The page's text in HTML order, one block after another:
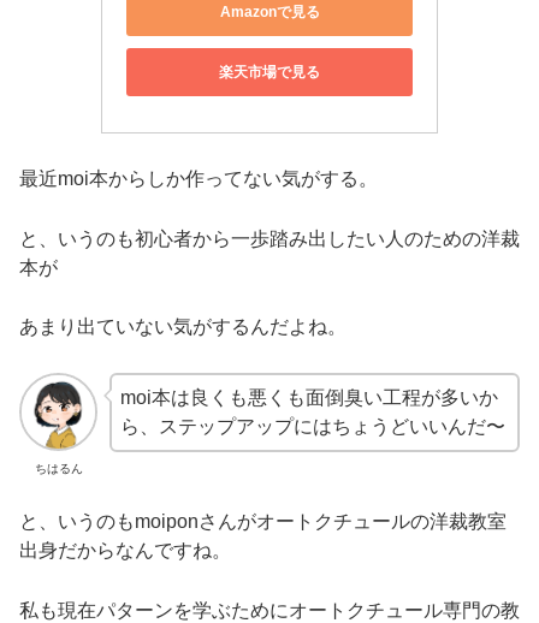
Amazonで見る
楽天市場で見る
最近moi本からしか作ってない気がする。
と、いうのも初心者から一歩踏み出したい人のための洋裁
本が
あまり出ていない気がするんだよね。
ちはるん
moi本は良くも悪くも面倒臭い工程が多いか
ら、ステップアップにはちょうどいいんだ〜
と、いうのもmoiponさんがオートクチュールの洋裁教室
出身だからなんですね。
私も現在パターンを学ぶためにオートクチュール専門の教